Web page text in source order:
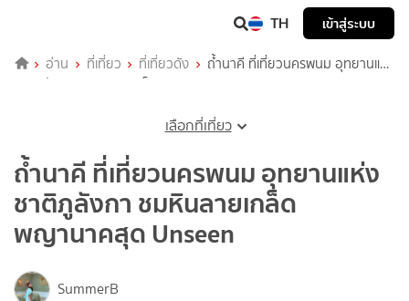
TH เข้าสู่ระบบ
อ่าน ที่เที่ยว ที่เที่ยวดัง
ถ้ำนาคี ที่เที่ยวนครพนม อุทยานแห่ง
ชาติภูลังกา ชมหินลายเกล็ดพญานาคสุด Unseen
เลือกที่เที่ยว
ถ้ำนาคี ที่เที่ยวนครพนม อุทยานแห่ง
ชาติภูลังกา ชมหินลายเกล็ด
พญานาคสุด Unseen
SummerB